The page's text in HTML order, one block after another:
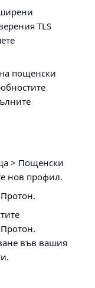
TLS
пощенски
> Пощенски
нов профил.
във вашия